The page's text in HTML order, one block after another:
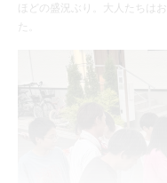
ほどの盛況ぶり。大人たちは
た。